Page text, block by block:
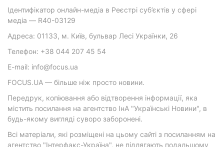
Ідентифікатор онлайн-медіа в Реєстрі суб’єктів у сфері
медіа — R40-03129
Адреса: 01133, м. Київ, бульвар Лесі Українки, 26
Телефон: +38 044 207 45 54
E-mail: info@focus.ua
FOCUS.UA — більше ніж просто новини.
Передрук, копіювання або відтворення інформації, яка
містить посилання на агентство ІнА "Українські Новини", в
будь-якому вигляді суворо заборонені.
Всі матеріали, які розміщені на цьому сайті з посиланням на
агентство "Інтерфакс-Україна", не підлягають подальшому